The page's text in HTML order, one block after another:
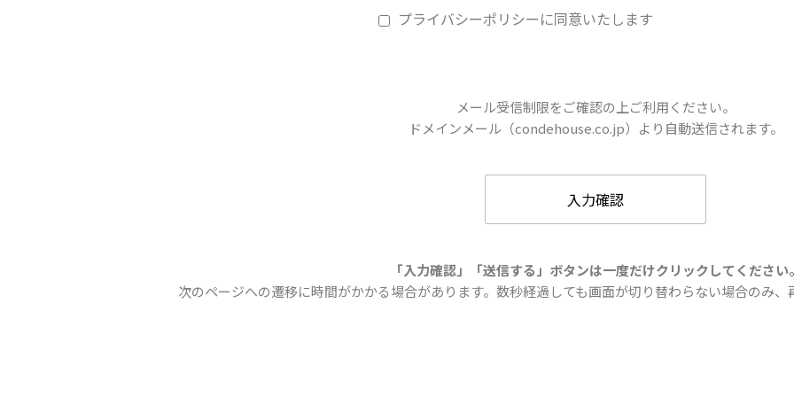
プライバシーポリシーに同意いたします
メール受信制限をご確認の上ご利用ください。
ドメインメール（condehouse.co.jp）より自動送信されます。
入力確認
「入力確認」「送信する」ボタンは一度だけクリックしてください。
次のページへの遷移に時間がかかる場合があります。数秒経過しても画面が切り替わらない場合のみ、